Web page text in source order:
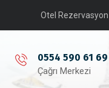
Otel Rezervasyon
0554 590 61 69
Çağrı Merkezi